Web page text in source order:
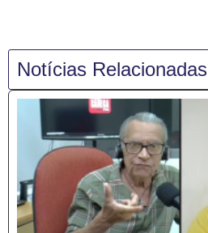
Notícias Relacionadas